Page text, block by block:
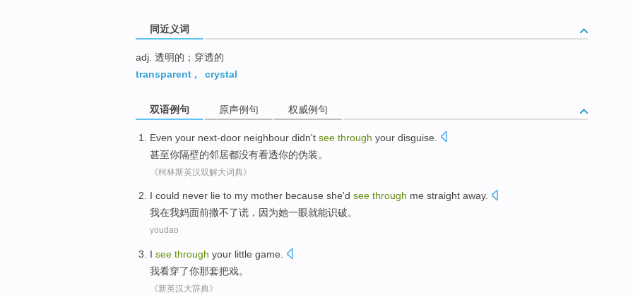
同近义词
adj. 透明的；穿透的
transparent , crystal
双语例句 原声例句 权威例句
Even your next-door neighbour didn't see through your disguise
甚至你隔壁的邻居都没有看透你的伪装。
《柯林斯英汉双解大词典》
I could never lie to my mother because she'd see through me straight away.
我在我妈面前撒不了谎 ， 因为她一眼就能识破。
youdao
I see through your little game
我看穿了你那套把戏。
《新英汉大辞典》